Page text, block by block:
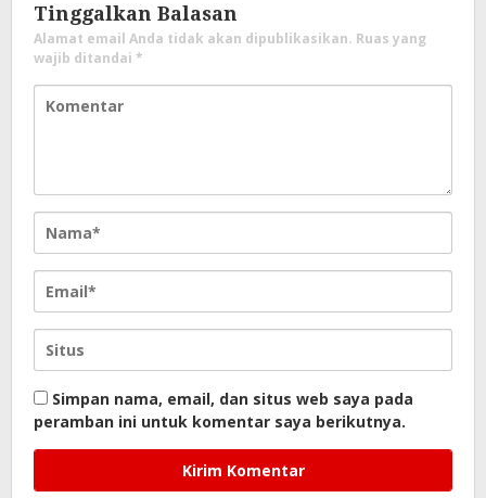
Tinggalkan Balasan
Alamat email Anda tidak akan dipublikasikan. Ruas yang
wajib ditandai *
Simpan nama, email, dan situs web saya pada
peramban ini untuk komentar saya berikutnya.